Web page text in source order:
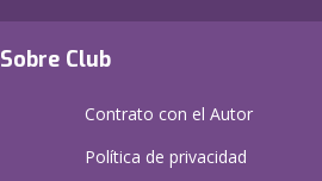
Sobre Club
Contrato con el Autor
Política de privacidad